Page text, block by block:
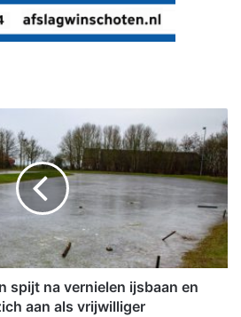
spijt na vernielen ijsbaan en
aan als vrijwilliger